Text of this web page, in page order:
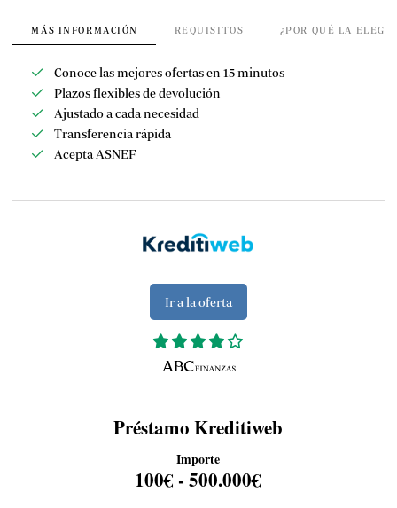
MÁS INFORMACIÓN REQUISITOS ¿POR QUÉ LA
Conoce las mejores ofertas en 15 minutos
Plazos flexibles de devolución
Ajustado a cada necesidad
Transferencia rápida
Acepta ASNEF
Ir a la oferta
Préstamo Kreditiweb
Importe
100€ - 500.000€